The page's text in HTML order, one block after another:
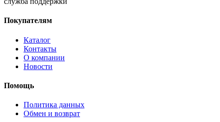
Покупателям
Каталог
Контакты
О компании
Новости
Помощь
Политика данных
Обмен и возврат